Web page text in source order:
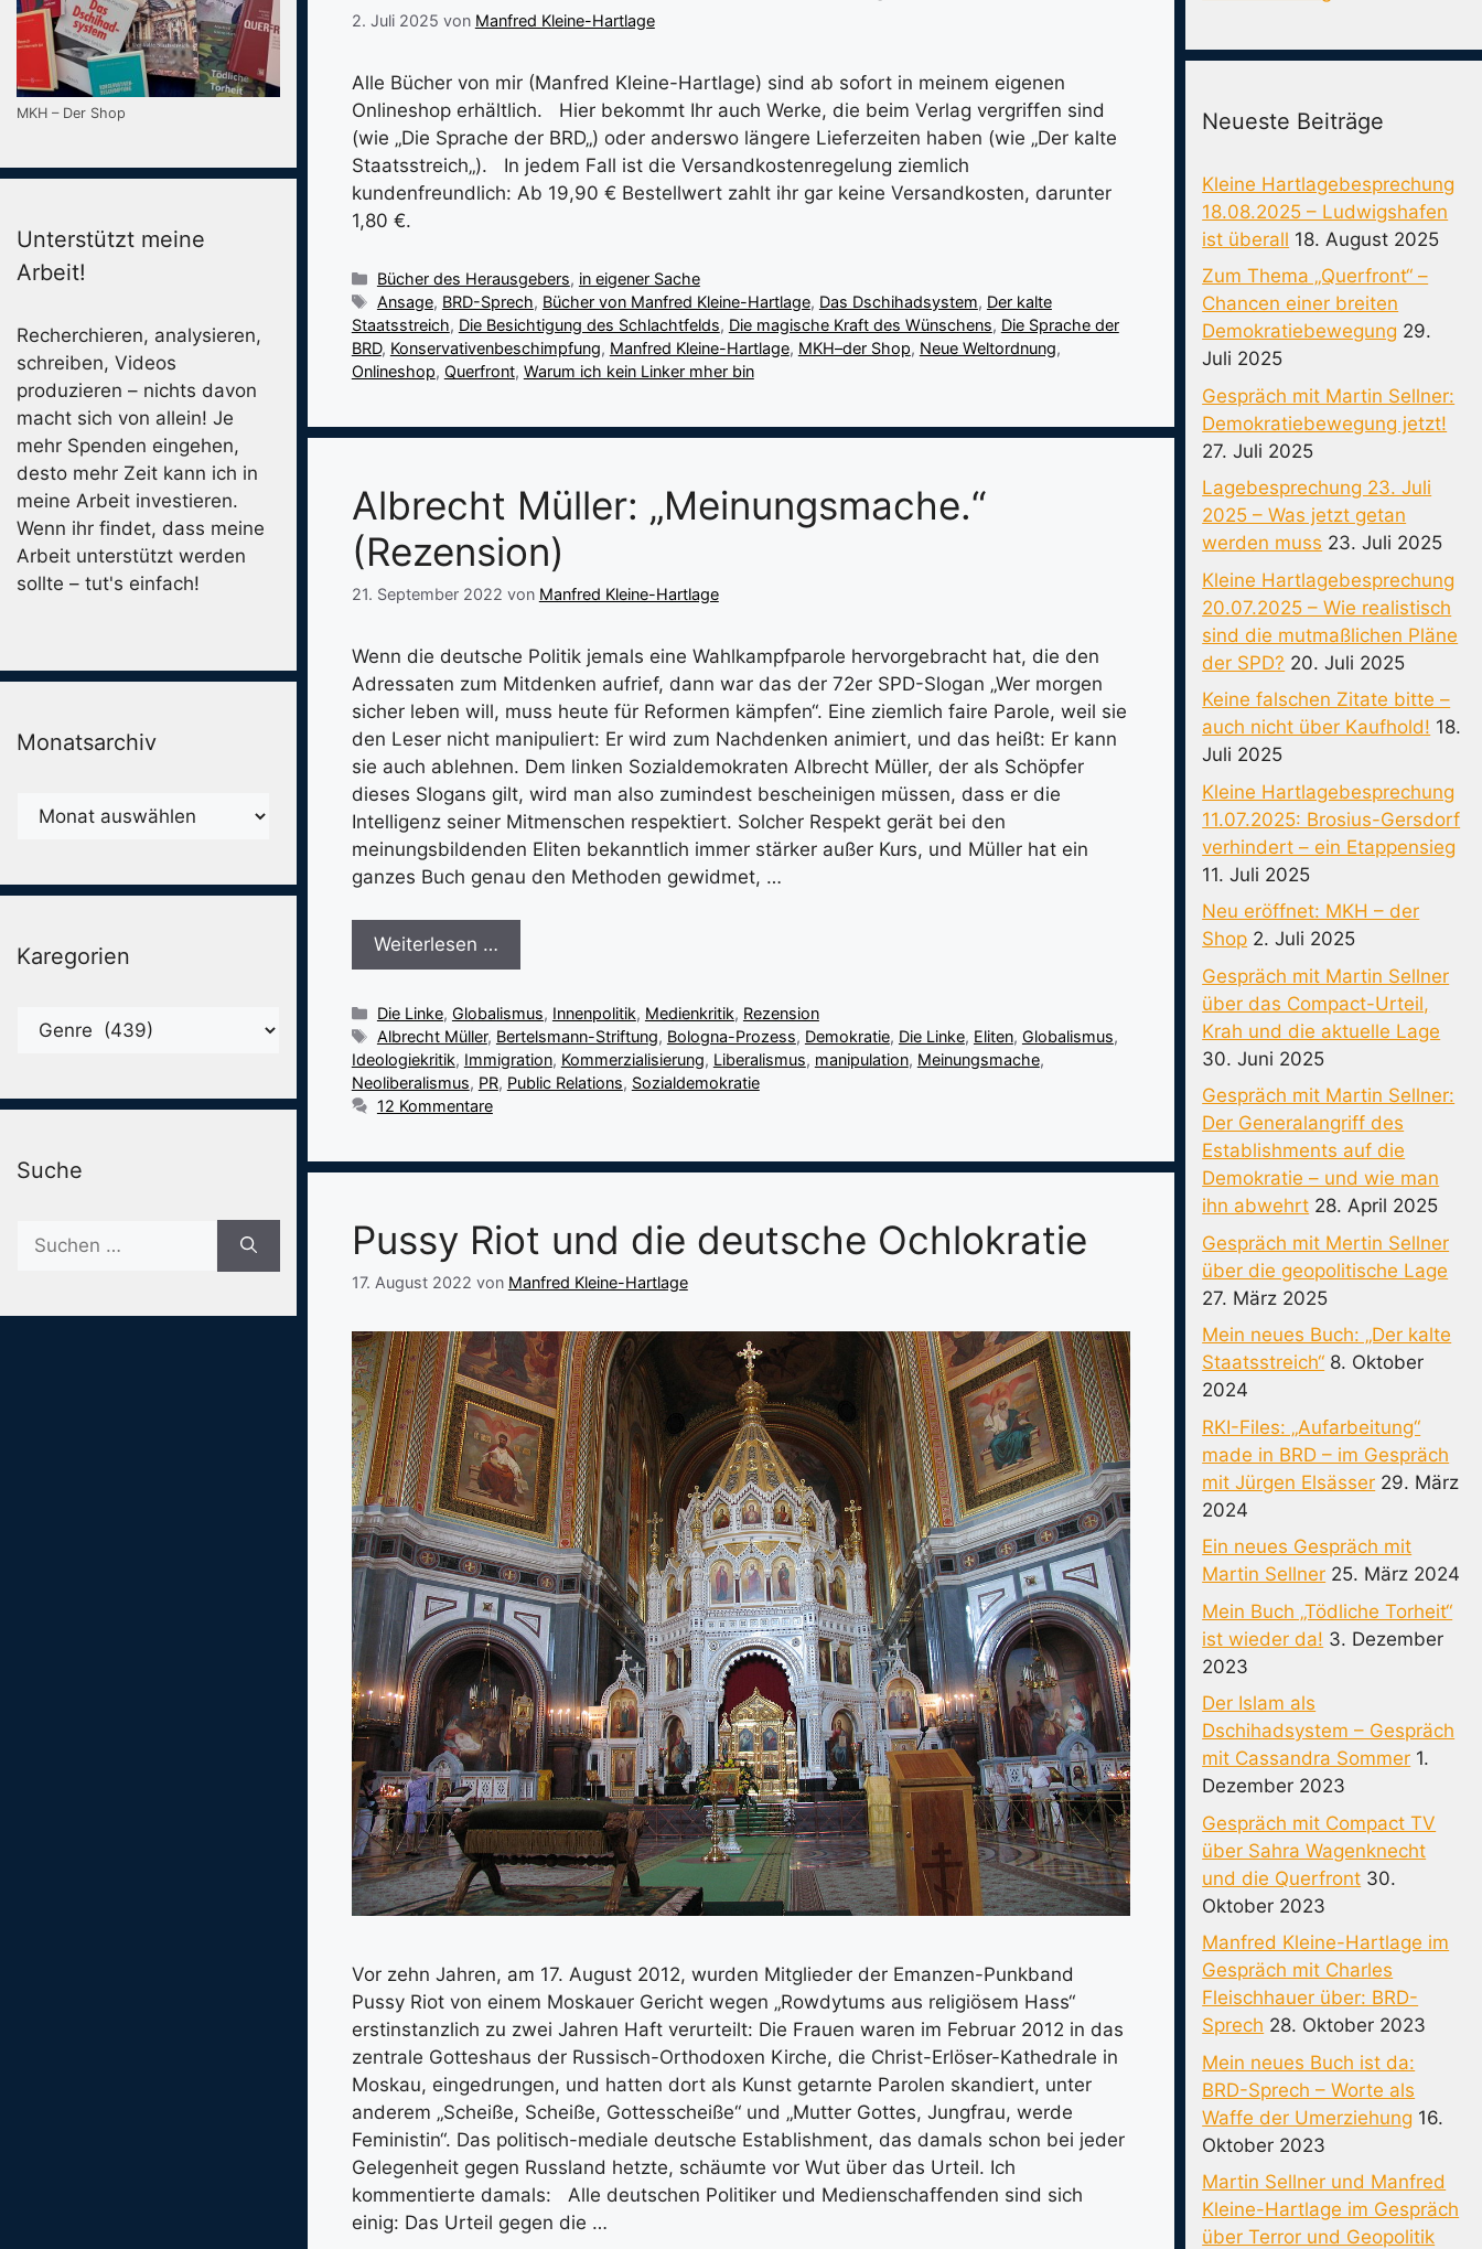
2. Juli 2025 von Manfred Kleine-Hartlage
Alle Bücher von mir (Manfred Kleine-Hartlage) sind ab sofort in meinem eigenen
Onlineshop erhältlich. Hier bekommt Ihr auch Werke, die beim Verlag vergriffen sind
(wie „Die Sprache der BRD„) oder anderswo längere Lieferzeiten haben (wie „Der kalte
Staatsstreich„). In jedem Fall ist die Versandkostenregelung ziemlich
kundenfreundlich: Ab 19,90 € Bestellwert zahlt ihr gar keine Versandkosten, darunter
1,80 €.
Kategorien
Bücher des Herausgebers, in eigener Sache
Schlagwörter
Ansage, BRD-Sprech, Bücher von Manfred Kleine-Hartlage, Das Dschihadsystem, Der kalte
Staatsstreich, Die Besichtigung des Schlachtfelds, Die magische Kraft des Wünschens, Die Sprache der
BRD, Konservativenbeschimpfung, Manfred Kleine-Hartlage, MKH–der Shop, Neue Weltordnung,
Onlineshop, Querfront, Warum ich kein Linker mher bin
Albrecht Müller: „Meinungsmache.“
(Rezension)
21. September 2022 von Manfred Kleine-Hartlage
Wenn die deutsche Politik jemals eine Wahlkampfparole hervorgebracht hat, die den
Adressaten zum Mitdenken aufrief, dann war das der 72er SPD-Slogan „Wer morgen
sicher leben will, muss heute für Reformen kämpfen“. Eine ziemlich faire Parole, weil sie
den Leser nicht manipuliert: Er wird zum Nachdenken animiert, und das heißt: Er kann
sie auch ablehnen. Dem linken Sozialdemokraten Albrecht Müller, der als Schöpfer
dieses Slogans gilt, wird man also zumindest bescheinigen müssen, dass er die
Intelligenz seiner Mitmenschen respektiert. Solcher Respekt gerät bei den
meinungsbildenden Eliten bekanntlich immer stärker außer Kurs, und Müller hat ein
ganzes Buch genau den Methoden gewidmet, …
Weiterlesen …
Kategorien
Die Linke, Globalismus, Innenpolitik, Medienkritik, Rezension
Schlagwörter
Albrecht Müller, Bertelsmann-Striftung, Bologna-Prozess, Demokratie, Die Linke, Eliten, Globalismus,
Ideologiekritik, Immigration, Kommerzialisierung, Liberalismus, manipulation, Meinungsmache,
Neoliberalismus, PR, Public Relations, Sozialdemokratie
12 Kommentare
Pussy Riot und die deutsche Ochlokratie
17. August 2022 von Manfred Kleine-Hartlage
Vor zehn Jahren, am 17. August 2012, wurden Mitglieder der Emanzen-Punkband
Pussy Riot von einem Moskauer Gericht wegen „Rowdytums aus religiösem Hass“
erstinstanzlich zu zwei Jahren Haft verurteilt: Die Frauen waren im Februar 2012 in das
zentrale Gotteshaus der Russisch-Orthodoxen Kirche, die Christ-Erlöser-Kathedrale in
Moskau, eingedrungen, und hatten dort als Kunst getarnte Parolen skandiert, unter
anderem „Scheiße, Scheiße, Gottesscheiße“ und „Mutter Gottes, Jungfrau, werde
Feministin“. Das politisch-mediale deutsche Establishment, das damals schon bei jeder
Gelegenheit gegen Russland hetzte, schäumte vor Wut über das Urteil. Ich
kommentierte damals: Alle deutschen Politiker und Medienschaffenden sind sich
einig: Das Urteil gegen die …
MKH – Der Shop
Unterstützt meine
Arbeit!
Recherchieren, analysieren,
schreiben, Videos
produzieren – nichts davon
macht sich von allein! Je
mehr Spenden eingehen,
desto mehr Zeit kann ich in
meine Arbeit investieren.
Wenn ihr findet, dass meine
Arbeit unterstützt werden
sollte – tut's einfach!
Monatsarchiv
Monatsarchiv
Karegorien
Karegorien
Suche
nach:
Neueste Beiträge
Kleine Hartlagebesprechung
18.08.2025 – Ludwigshafen
ist überall 18. August 2025
Zum Thema „Querfront“ –
Chancen einer breiten
Demokratiebewegung 29.
Juli 2025
Gespräch mit Martin Sellner:
Demokratiebewegung jetzt!
27. Juli 2025
Lagebesprechung 23. Juli
2025 – Was jetzt getan
werden muss 23. Juli 2025
Kleine Hartlagebesprechung
20.07.2025 – Wie realistisch
sind die mutmaßlichen Pläne
der SPD? 20. Juli 2025
Keine falschen Zitate bitte –
auch nicht über Kaufhold! 18.
Juli 2025
Kleine Hartlagebesprechung
11.07.2025: Brosius-Gersdorf
verhindert – ein Etappensieg
11. Juli 2025
Neu eröffnet: MKH – der
Shop 2. Juli 2025
Gespräch mit Martin Sellner
über das Compact-Urteil,
Krah und die aktuelle Lage
30. Juni 2025
Gespräch mit Martin Sellner:
Der Generalangriff des
Establishments auf die
Demokratie – und wie man
ihn abwehrt 28. April 2025
Gespräch mit Mertin Sellner
über die geopolitische Lage
27. März 2025
Mein neues Buch: „Der kalte
Staatsstreich“ 8. Oktober
2024
RKI-Files: „Aufarbeitung“
made in BRD – im Gespräch
mit Jürgen Elsässer 29. März
2024
Ein neues Gespräch mit
Martin Sellner 25. März 2024
Mein Buch „Tödliche Torheit“
ist wieder da! 3. Dezember
2023
Der Islam als
Dschihadsystem – Gespräch
mit Cassandra Sommer 1.
Dezember 2023
Gespräch mit Compact TV
über Sahra Wagenknecht
und die Querfront 30.
Oktober 2023
Manfred Kleine-Hartlage im
Gespräch mit Charles
Fleischhauer über: BRD-
Sprech 28. Oktober 2023
Mein neues Buch ist da:
BRD-Sprech – Worte als
Waffe der Umerziehung 16.
Oktober 2023
Martin Sellner und Manfred
Kleine-Hartlage im Gespräch
über Terror und Geopolitik